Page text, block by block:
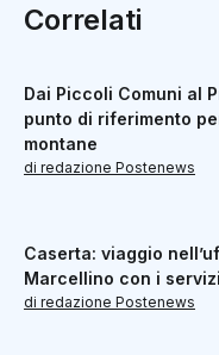
Correlati
Dai Piccoli Comuni al
punto di riferimento
montane
di redazione Postenews
Caserta: viaggio
Marcellino con i
di redazione Postenews